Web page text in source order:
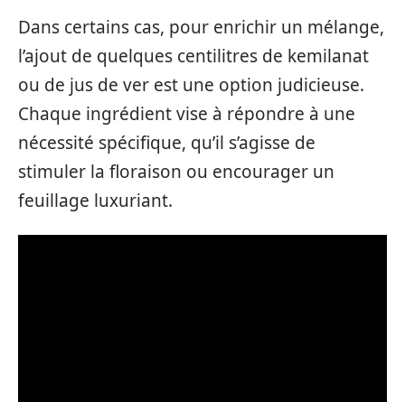
Dans certains cas, pour enrichir un mélange,
l’ajout de quelques centilitres de kemilanat
ou de jus de ver est une option judicieuse.
Chaque ingrédient vise à répondre à une
nécessité spécifique, qu’il s’agisse de
stimuler la floraison ou encourager un
feuillage luxuriant.